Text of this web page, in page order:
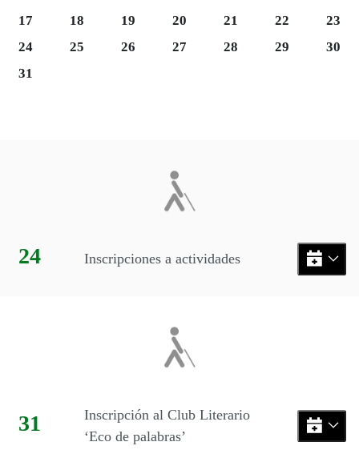
Lunes 17
17 Martes 18
18 Miércoles 19
19 Jueves 20
20 Viernes 21
21 Sábado 22
22
23
24
Martes 25
25 Miércoles 26
26 Jueves 27
27 Viernes 28
28 Sábado 29
29
30
31
Día:
24 Inscripciones a actividades
Día:
31
Inscripción al Club Literario
‘Eco de palabras’